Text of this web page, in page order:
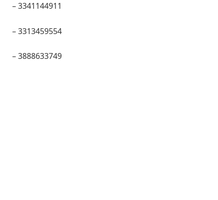
– 3341144911
– 3313459554
– 3888633749